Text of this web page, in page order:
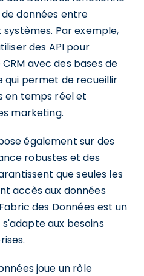
données entre
Par exemple,
des API pour
avec des bases de
qui permet de recueillir
en temps réel et
marketing.
également sur des
robustes et des
que seules les
accès aux données
des Données est un
aux besoins
joue un rôle